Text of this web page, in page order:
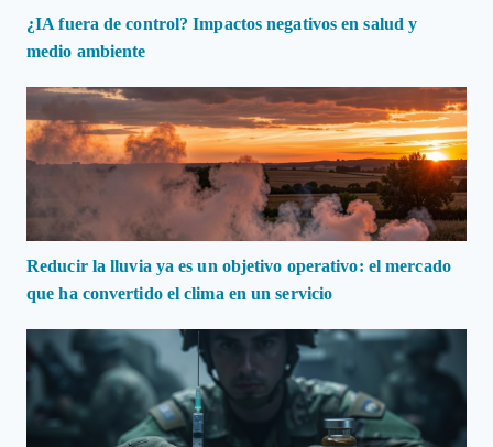
¿IA fuera de control? Impactos negativos en salud y
medio ambiente
Reducir la lluvia ya es un objetivo operativo: el mercado
que ha convertido el clima en un servicio